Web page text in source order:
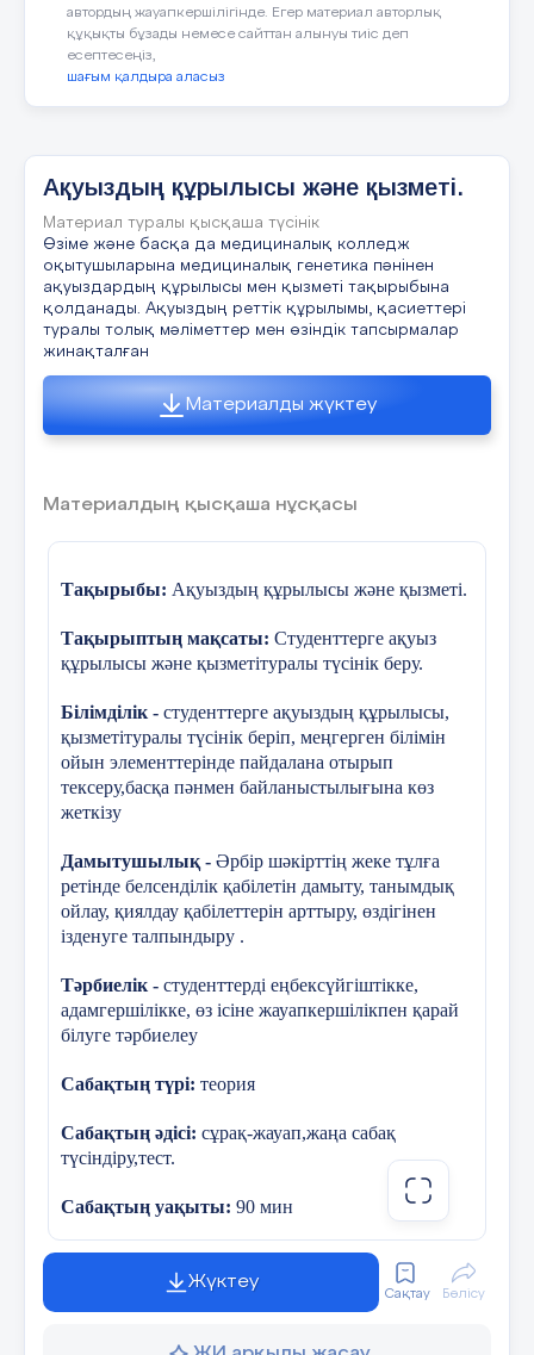
Задвижканы газ құбыры бойына қою
мақсаты
Маркалары ЗКС – 160 задвижкасы
ІV. Бекіту (5 мин.)
Задвижка дегеніміз не?
Задвижканы газ құбыры бойына қою
мақсаты?
Задвижканың затворының түрлері?
беттік қабаты кандай металдан
VІ. Үйге тапсырма ( 2 мин.)
Задвижкалардың қолданылуы .
VІІ. Пайдаланылған әдебиеттер тізімі.
Сабақтың мақсаты:
1) Білімділік:
Студенттердің оқу
отырып, асинхрозадвижкалармен
2) Дамытушылығы:
Студенттерге
задвижкалардың құрылысын түсіндіріп,
ойлау қабілетін жетілдіру, алған білімдерін
тәжірибеде қолдана білуге дағдыландыру.
Бағалау
критерийі
Терінің құрылысы мен
Дағдылар Білу, түсіну, талдау
Тілдік мақсаттар
Терминдер:
Тері неге байланысты
Теріге қандай дәрумен
Биологиялық диктант
Сыртқы қабат .....
Денені түрлі қатты
Құндылықтарға
баулу
Зайырылық қоғам және
орнату.
автордың жауапкершілігінде. Егер материал авторлық
құқықты бұзады немесе сайттан алынуы тиіс деп
есептесеңіз,
шағым қалдыра аласыз
Ақуыздың құрылысы және қызметі.
Материал туралы қысқаша түсінік
Өзіме және басқа да медициналық колледж
оқытушыларына медициналық генетика пәнінен
ақуыздардың құрылысы мен қызметі тақырыбына
қолданады. Ақуыздың реттік құрылымы, қасиеттері
туралы толық мәліметтер мен өзіндік тапсырмалар
жинақталған
Материалды жүктеу
Материалдың қысқаша нұсқасы
Тақырыбы: Ақуыздың құрылысы және қызметі.
Тақырыптың мақсаты: Студенттерге ақуыз
құрылысы және қызметітуралы түсінік беру.
Білімділік - студенттерге ақуыздың құрылысы,
қызметітуралы түсінік беріп, меңгерген білімін
ойын элементтерінде пайдалана отырып
тексеру,басқа пәнмен байланыстылығына көз
жеткізу
Дамытушылық - Әрбір шәкірттің жеке тұлға
ретінде белсенділік қабілетін дамыту, танымдық
ойлау, қиялдау қабілеттерін арттыру, өздігінен
ізденуге талпындыру .
Тәрбиелік - студенттерді еңбексүйгіштікке,
адамгершілікке, өз ісіне жауапкершілікпен қарай
білуге тәрбиелеу
Сабақтың түрі: теория
Сабақтың әдісі: сұрақ-жауап,жаңа сабақ
түсіндіру,тест.
Сабақтың уақыты: 90 мин
Пәнаралық байланыс:
Биология,анатомия,физиология.
Жүктеу
Сақтау Бөлісу